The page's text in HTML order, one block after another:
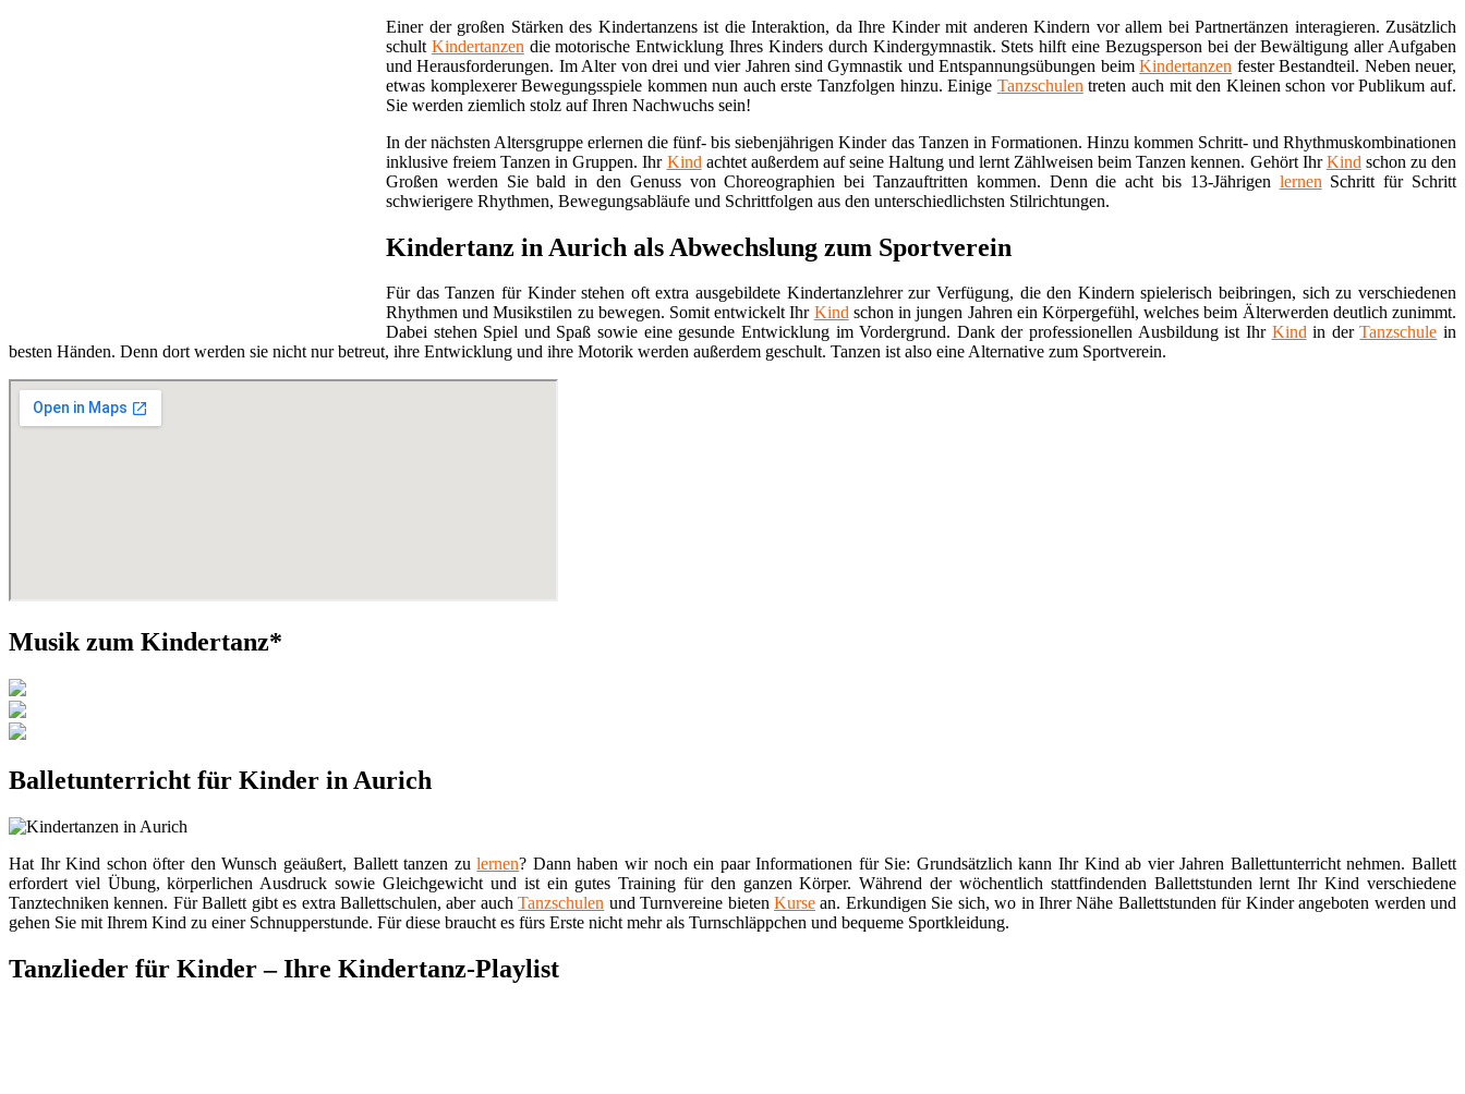
Einer der großen Stärken des Kindertanzens ist die Interaktion, da Ihre Kinder mit anderen Kindern vor allem bei Partnertänzen interagieren. Zusätzlich
schult Kindertanzen die motorische Entwicklung Ihres Kinders durch Kindergymnastik. Stets hilft eine Bezugsperson bei der Bewältigung aller Aufgaben
und Herausforderungen. Im Alter von drei und vier Jahren sind Gymnastik und Entspannungsübungen beimKindertanzen fester Bestandteil. Neben neuer,
etwas komplexerer Bewegungsspiele kommen nun auch erste Tanzfolgen hinzu. Einige Tanzschulen treten auch mit den Kleinen schon vor Publikum auf.
Sie werden ziemlich stolz auf Ihren Nachwuchs sein!
In der nächsten Altersgruppe erlernen die fünf- bis siebenjährigen Kinder das Tanzen in Formationen. Hinzu kommen Schritt- und Rhythmuskombinationen
inklusive freiem Tanzen in Gruppen. Ihr Kind achtet außerdem auf seine Haltung und lernt Zählweisen beim Tanzen kennen. Gehört IhrKind schon zu den
Großen werden Sie bald in den Genuss von Choreographien bei Tanzauftritten kommen. Denn die acht bis 13-Jährigen lernen Schritt für Schritt
schwierigere Rhythmen, Bewegungsabläufe und Schrittfolgen aus den unterschiedlichsten Stilrichtungen.
Kindertanz in Aurich als Abwechslung zum Sportverein
Für das Tanzen für Kinder stehen oft extra ausgebildete Kindertanzlehrer zur Verfügung, die den Kindern spielerisch beibringen, sich zu verschiedenen
Rhythmen und Musikstilen zu bewegen. Somit entwickelt Ihr Kindschon in jungen Jahren ein Körpergefühl, welches beim Älterwerden deutlich zunimmt.
Dabei stehen Spiel und Spaß sowie eine gesunde Entwicklung im Vordergrund. Dank der professionellen Ausbildung ist Ihr Kindin derTanzschule in
besten Händen. Denn dort werden sie nicht nur betreut, ihre Entwicklung und ihre Motorik werden außerdem geschult. Tanzen ist also eine Alternative zum Sportverein.
Musik zum Kindertanz*
Balletunterricht für Kinder in Aurich
Hat Ihr Kind schon öfter den Wunsch geäußert, Ballett tanzen zulernen? Dann haben wir noch ein paar Informationen für Sie: Grundsätzlich kann Ihr Kind ab vier Jahren Ballettunterricht nehmen. Ballett
erfordert viel Übung, körperlichen Ausdruck sowie Gleichgewicht und ist ein gutes Training für den ganzen Körper. Während der wöchentlich stattfindenden Ballettstunden lernt Ihr Kind verschiedene
Tanztechniken kennen. Für Ballett gibt es extra Ballettschulen, aber auchTanzschulen und Turnvereine bietenKurse an. Erkundigen Sie sich, wo in Ihrer Nähe Ballettstunden für Kinder angeboten werden und
gehen Sie mit Ihrem Kind zu einer Schnupperstunde. Für diese braucht es fürs Erste nicht mehr als Turnschläppchen und bequeme Sportkleidung.
Tanzlieder für Kinder – Ihre Kindertanz-Playlist